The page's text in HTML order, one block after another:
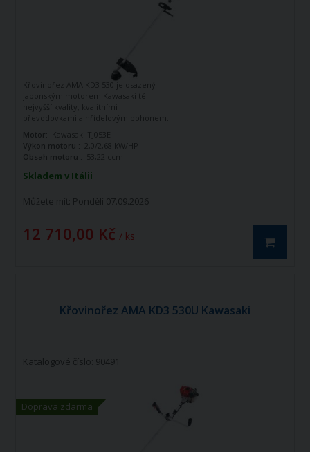
Skladem v Itálii
Můžete mít: Pondělí 07.09.2026
12 710,00 Kč / ks
Křovinořez AMA KD3 530 je osazený
japonským motorem Kawasaki té
nejvyšší kvality, kvalitními
převodovkami a hřídelovým pohonem.
Motor: Kawasaki TJ053E
Výkon motoru :
2,0/2,68 kW/HP
Obsah motoru :
53,22 ccm
Křovinořez AMA KD3 530U Kawasaki
Doprava zdarma
Katalogové číslo: 90491